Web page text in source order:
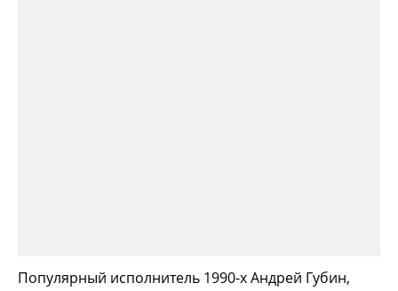
Популярный исполнитель 1990-х Андрей Губин,